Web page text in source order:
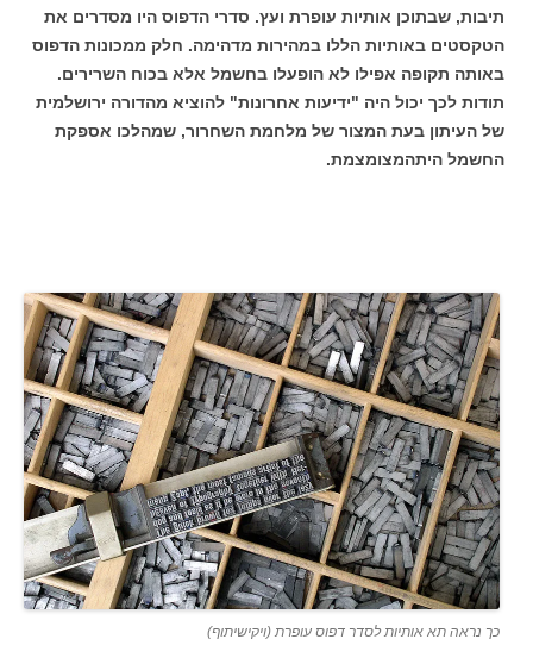
תיבות, שבתוכן אותיות עופרת ועץ. סדרי הדפוס היו מסדרים את
הטקסטים באותיות הללו במהירות מדהימה. חלק ממכונות הדפוס
באותה תקופה אפילו לא הופעלו בחשמל אלא בכוח השרירים.
תודות לכך יכול היה "ידיעות אחרונות" להוציא מהדורה ירושלמית
של העיתון בעת המצור של מלחמת השחרור, שמהלכו אספקת
החשמל היתהמצומצמת.
כך נראה תא אותיות לסדר דפוס עופרת (ויקישיתוף)